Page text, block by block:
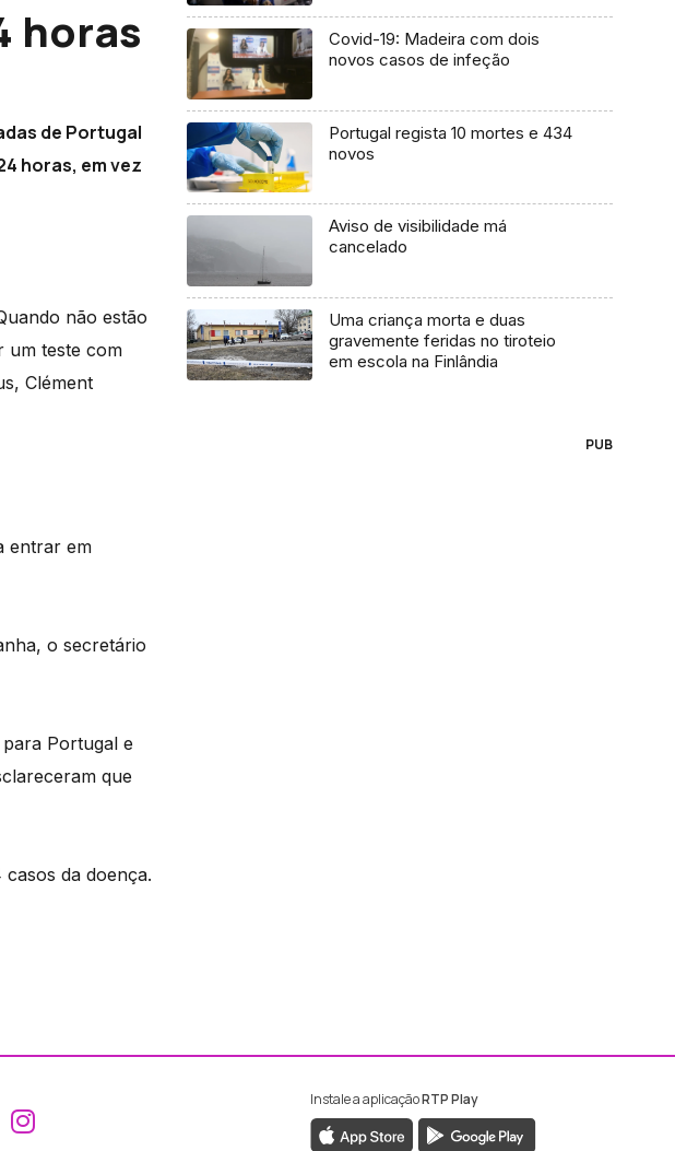
horas
de Portugal
horas, em vez
não estão
um teste com
Clément
entrar em
o secretário
Portugal e
que
da doença.
Covid-19: Madeira com dois
novos casos de infeção
Portugal regista 10 mortes e 434
novos
Aviso de visibilidade má
cancelado
Uma criança morta e duas
gravemente feridas no tiroteio
em escola na Finlândia
PUB
Aceder ao Facebook da RTP Madeira
Aceder ao Instagram da RTP Madeira
Instale a aplicaçãoRTP Play